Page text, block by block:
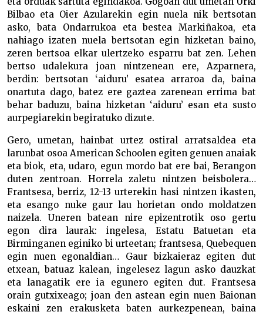
Bilbao eta Oier Azularekin egin nuela nik bertsotan
asko, bata Ondarrukoa eta bestea Markiñakoa, eta
nahiago izaten nuela bertsotan egin hizketan baino,
zeren bertsoa elkar ulertzeko esparru bat zen. Lehen
bertso udalekura joan nintzenean ere, Azparnera,
berdin: bertsotan ‘aiduru’ esatea arraroa da, baina
onartuta dago, batez ere gaztea zarenean errima bat
behar baduzu, baina hizketan ‘aiduru’ esan eta susto
aurpegiarekin begiratuko dizute.
Gero, umetan, hainbat urtez ostiral arratsaldea eta
larunbat osoa American Schoolen egiten genuen anaiak
eta biok, eta, udaro, egun mordo bat ere bai, Berangon
duten zentroan. Horrela zaletu nintzen beisbolera…
Frantsesa, berriz, 12-13 urterekin hasi nintzen ikasten,
eta esango nuke gaur lau horietan ondo moldatzen
naizela. Uneren batean nire epizentrotik oso gertu
egon dira laurak: ingelesa, Estatu Batuetan eta
Birminganen eginiko bi urteetan; frantsesa, Quebequen
egin nuen egonaldian… Gaur bizkaieraz egiten dut
etxean, batuaz kalean, ingelesez lagun asko dauzkat
eta lanagatik ere ia egunero egiten dut. Frantsesa
orain gutxixeago; joan den astean egin nuen Baionan
eskaini zen erakusketa baten aurkezpenean, baina